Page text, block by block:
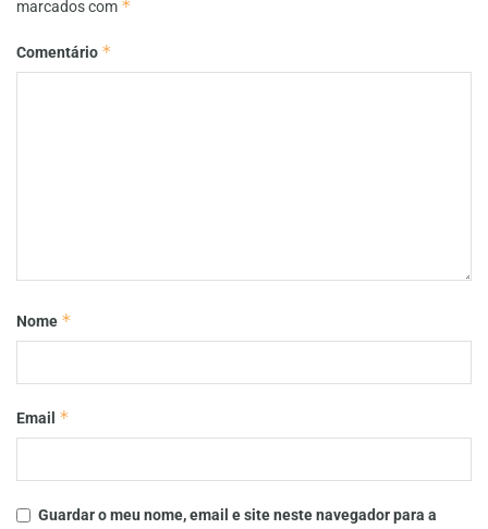
marcados com *
Comentário *
Nome *
Email *
Guardar o meu nome, email e site neste navegador para a